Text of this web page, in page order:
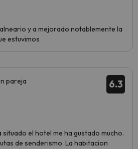
y a mejorado notablemente la
estuvimos
6.3
pareja
el hotel me ha gustado mucho.
de senderismo. La habitacion